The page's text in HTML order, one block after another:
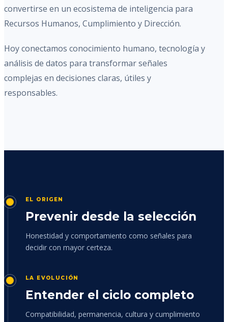
convertirse en un ecosistema de inteligencia para
Recursos Humanos, Cumplimiento y Dirección.
Hoy conectamos conocimiento humano, tecnología y
análisis de datos para transformar señales
complejas en decisiones claras, útiles y
responsables.
EL ORIGEN
Prevenir desde la selección
Honestidad y comportamiento como señales para
decidir con mayor certeza.
LA EVOLUCIÓN
Entender el ciclo completo
Compatibilidad, permanencia, cultura y cumplimiento